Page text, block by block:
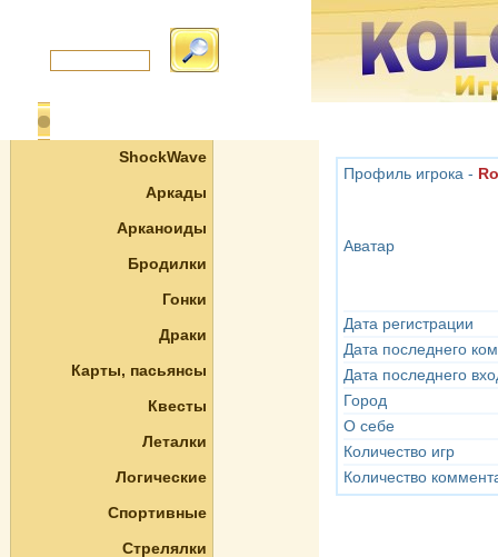
ShockWave
Аркады
Арканоиды
Бродилки
Гонки
Драки
Карты, пасьянсы
Квесты
Леталки
Логические
Спортивные
Стрелялки
Профиль игрока -
Аватар
Дата регистрации
Дата последнего
Дата последнего
Город
О себе
Количество игр
Количество